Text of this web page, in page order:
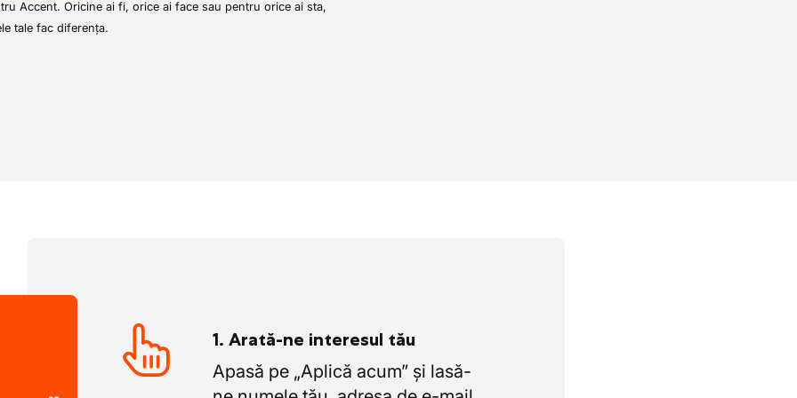
salarial sau dorești alte condiții?
analiza împreună cele mai bune
înKontich, cu atelier bine echipat
cu HR sau responsabilul → eventual
Accent. Oricine ai fi, orice ai face sau pentru orice ai sta,
tale fac diferența.
1. Arată-ne interesul tău
Apasă pe „Aplică acum” și lasă-